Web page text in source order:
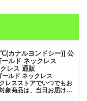
カナルヨンドシー)] 公
ルド ネックレス
レス 通販
ルド ネックレス
レスストアでいつでもお
象商品は、当日お届け可